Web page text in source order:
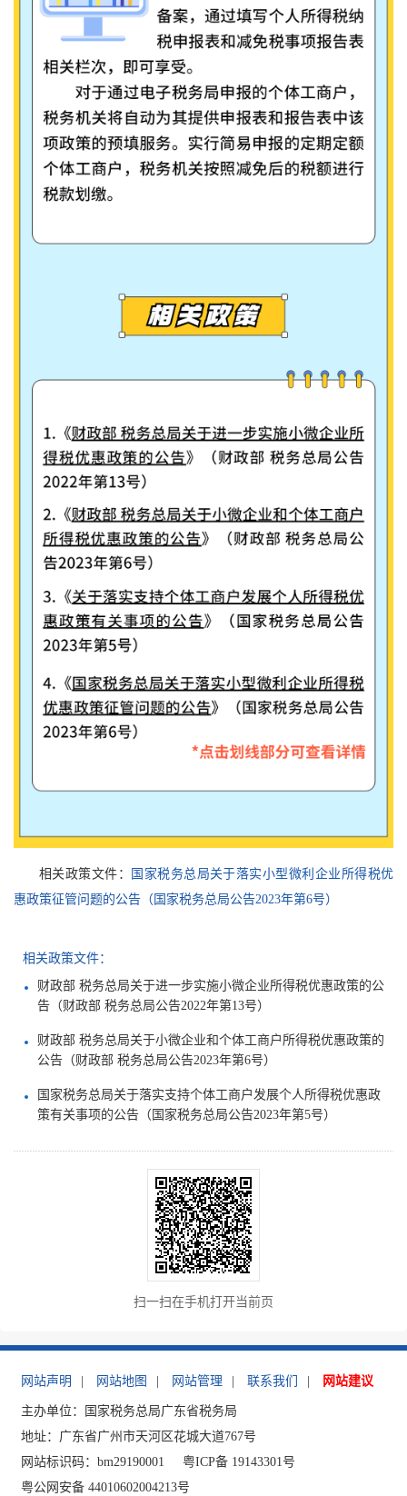
相关政策文件：
国家税务总局关于落实小型微利企业所得税优
惠政策征管问题的公告（国家税务总局公告2023年第6号）
相关政策文件：
财政部 税务总局关于进一步实施小微企业所得税优惠政策的公
告（财政部 税务总局公告2022年第13号）
财政部 税务总局关于小微企业和个体工商户所得税优惠政策的
公告（财政部 税务总局公告2023年第6号）
国家税务总局关于落实支持个体工商户发展个人所得税优惠政
策有关事项的公告（国家税务总局公告2023年第5号）
扫一扫在手机打开当前页
网站声明 网站地图 网站管理 联系我们 网站建议
主办单位：国家税务总局广东省税务局
地址：广东省广州市天河区花城大道767号
网站标识码：bm29190001
粤ICP备 19143301号
粤公网安备 44010602004213号